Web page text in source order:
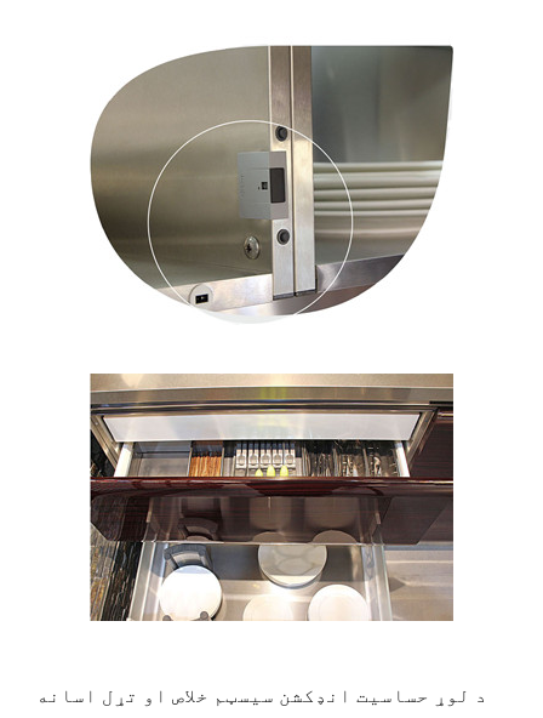
د لوړ حساسیت انډکشن سیسټم خلاص او تړل اسانه